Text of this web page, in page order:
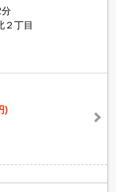
２丁目
)